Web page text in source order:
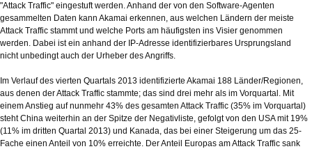
"Attack Traffic" eingestuft werden. Anhand der von den Software-Agenten
gesammelten Daten kann Akamai erkennen, aus welchen Ländern der meiste
Attack Traffic stammt und welche Ports am häufigsten ins Visier genommen
werden. Dabei ist ein anhand der IP-Adresse identifizierbares Ursprungsland
nicht unbedingt auch der Urheber des Angriffs.
Im Verlauf des vierten Quartals 2013 identifizierte Akamai 188 Länder/Regionen,
aus denen der Attack Traffic stammte; das sind drei mehr als im Vorquartal. Mit
einem Anstieg auf nunmehr 43% des gesamten Attack Traffic (35% im Vorquartal)
steht China weiterhin an der Spitze der Negativliste, gefolgt von den USA mit 19%
(11% im dritten Quartal 2013) und Kanada, das bei einer Steigerung um das 25-
Fache einen Anteil von 10% erreichte. Der Anteil Europas am Attack Traffic sank